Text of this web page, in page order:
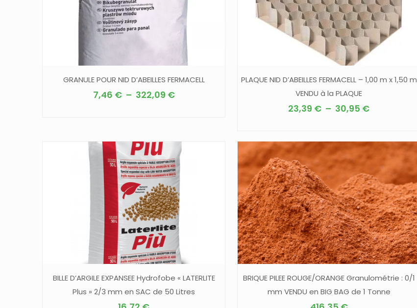
GRANULE POUR NID D’ABEILLES FERMACELL
7,46 € – 322,09 €Plage
à
322,09 €
a
plusieurs
variations.
Les
options
peuvent
être
choisies
sur
la
page
du
produit
PLAQUE NID D’ABEILLES FERMACELL – 1,00 m x 1,50 m
VENDU à la PLAQUE
23,39 € – 30,95 €Plage
23,39 €
à
30,95 €
produit
a
plusieurs
variations.
Les
options
peuvent
être
choisies
sur
la
page
du
BILLE D’ARGILE EXPANSEE Hydrofobe « LATERLITE
Plus » 2/3 mm en SAC de 50 Litres
BRIQUE PILEE ROUGE/ORANGE Granulométrie : 0/1
mm VENDU en BIG BAG de 1 Tonne